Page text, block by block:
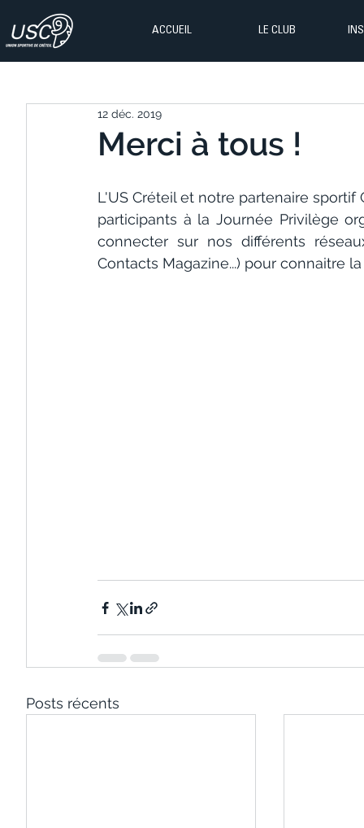
ACCUEIL LE CLUB
Merci à tous !
12 déc. 2019
L'US Créteil et notre partenaire
participants à la Journée Privilège
connecter sur nos différents
Contacts Magazine...) pour connaitre
Posts récents